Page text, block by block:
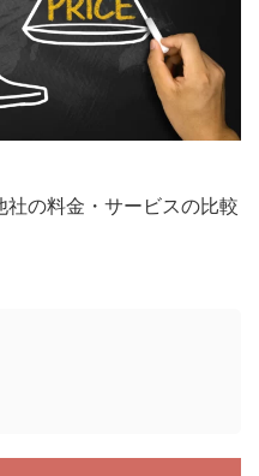
社の料金・サービスの比較